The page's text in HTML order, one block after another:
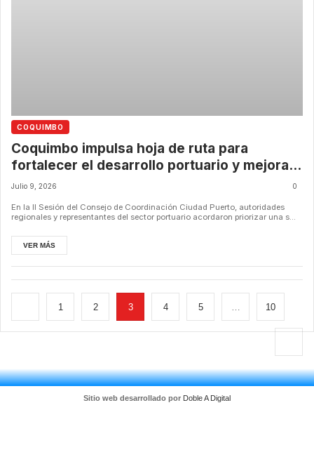
COQUIMBO
Coquimbo impulsa hoja de ruta para
fortalecer el desarrollo portuario y mejorar
la conectividad de la ciudad
Julio 9, 2026 0
En la II Sesión del Consejo de Coordinación Ciudad Puerto, autoridades
regionales y representantes del sector portuario acordaron priorizar una s...
VER MÁS
1 2 3 4 5 … 10
Sitio web desarrollado por Doble A Digital